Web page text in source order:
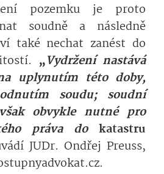
pozemku je proto
soudně a následně
také nechat zanést do
„Vydržení nastává
uplynutím této doby,
soudu; soudní
obvykle nutné pro
práva do katastru
JUDr. Ondřej Preuss,